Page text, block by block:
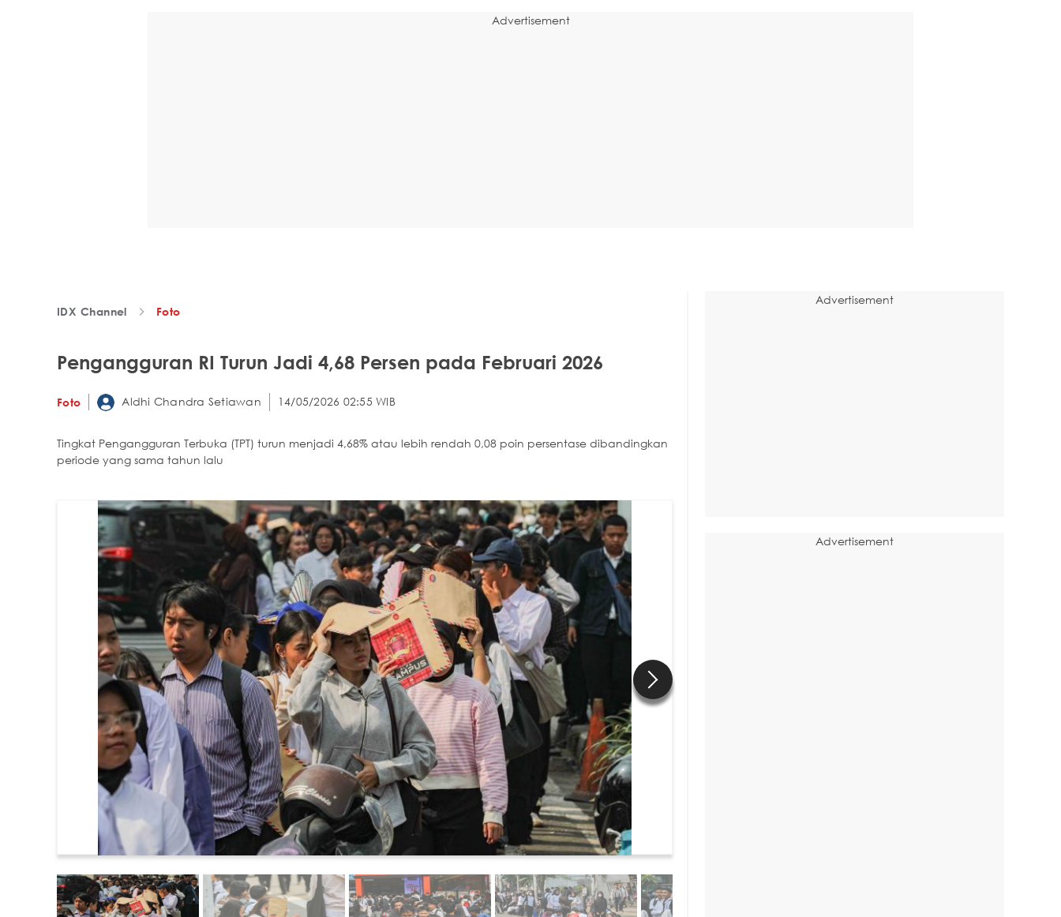
Advertisement
IDX Channel Foto
Pengangguran RI Turun Jadi 4,68 Persen pada Februari 2026
Foto Aldhi Chandra Setiawan 14/05/2026 02:55 WIB
Tingkat Pengangguran Terbuka (TPT) turun menjadi 4,68% atau lebih rendah 0,08 poin persentase dibandingkan
periode yang sama tahun lalu
Advertisement
Advertisement